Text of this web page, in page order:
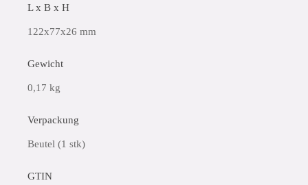
L x B x H
122x77x26 mm
Gewicht
0,17 kg
Verpackung
Beutel (1 stk)
GTIN